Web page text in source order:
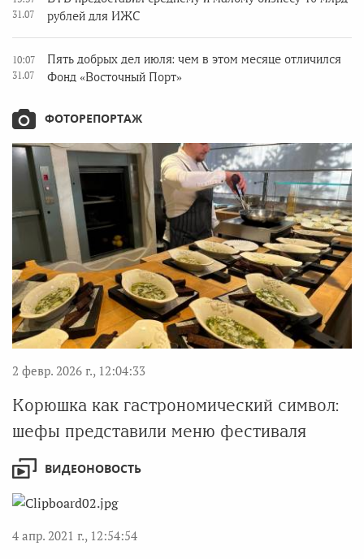
31.07
рублей для ИЖС
10:07
31.07
Пять добрых дел июля: чем в этом месяце отличился
Фонд «Восточный Порт»
ФОТОРЕПОРТАЖ
2 февр. 2026 г., 12:04:33
Корюшка как гастрономический символ:
шефы представили меню фестиваля
ВИДЕОНОВОСТЬ
4 апр. 2021 г., 12:54:54